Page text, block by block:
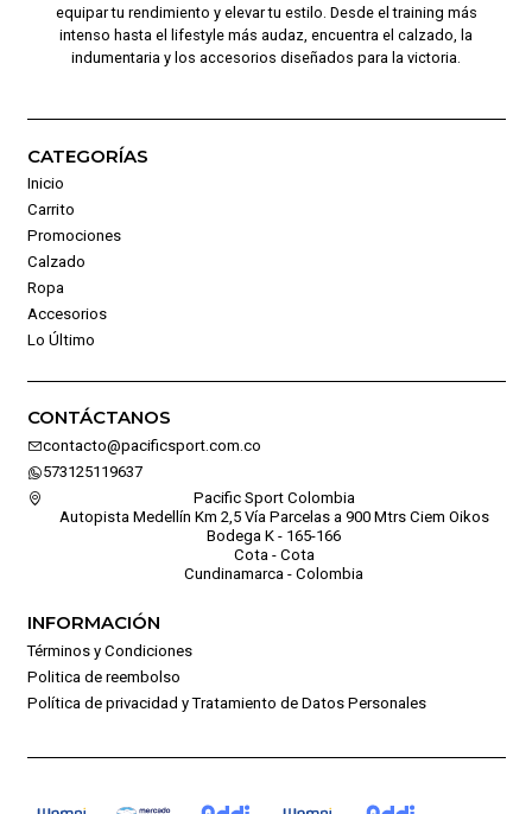
equipar tu rendimiento y elevar tu estilo. Desde el training más
intenso hasta el lifestyle más audaz, encuentra el calzado, la
indumentaria y los accesorios diseñados para la victoria.
CATEGORÍAS
Inicio
Carrito
Promociones
Calzado
Ropa
Accesorios
Lo Último
CONTÁCTANOS
contacto@pacificsport.com.co
573125119637
Pacific Sport Colombia
Autopista Medellín Km 2,5 Vía Parcelas a 900 Mtrs Ciem Oikos
Bodega K - 165-166
Cota - Cota
Cundinamarca - Colombia
INFORMACIÓN
Términos y Condiciones
Politica de reembolso
Política de privacidad y Tratamiento de Datos Personales